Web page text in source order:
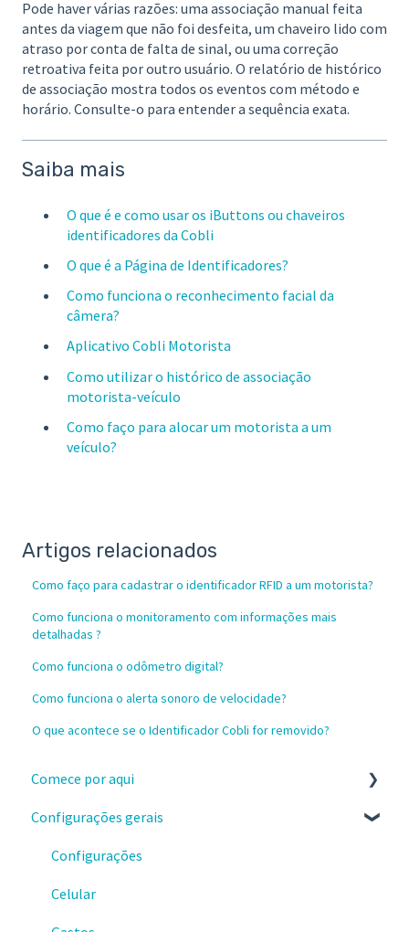
Pode haver várias razões: uma associação manual feita
antes da viagem que não foi desfeita, um chaveiro lido com
atraso por conta de falta de sinal, ou uma correção
retroativa feita por outro usuário. O relatório de histórico
de associação mostra todos os eventos com método e
horário. Consulte-o para entender a sequência exata.
Saiba mais
O que é e como usar os iButtons ou chaveiros
identificadores da Cobli
O que é a Página de Identificadores?
Como funciona o reconhecimento facial da
câmera?
Aplicativo Cobli Motorista
Como utilizar o histórico de associação
motorista-veículo
Como faço para alocar um motorista a um
veículo?
Artigos relacionados
Como faço para cadastrar o identificador RFID a um motorista?
Como funciona o monitoramento com informações mais
detalhadas ?
Como funciona o odômetro digital?
Como funciona o alerta sonoro de velocidade?
O que acontece se o Identificador Cobli for removido?
Comece por aqui
Instalação e recebimento dos dispositivos
Configure a sua conta no painel da Cobli
Primeiros passos no painel da Cobli
Configurações gerais
Configurações
Celular